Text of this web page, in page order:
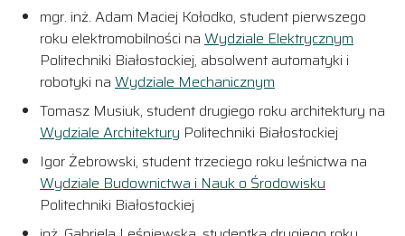
mgr. inż. Adam Maciej Kołodko, student pierwszego
roku elektromobilności na Wydziale Elektrycznym
Politechniki Białostockiej, absolwent automatyki i
robotyki na Wydziale Mechanicznym
Tomasz Musiuk, student drugiego roku architektury na
Wydziale Architektury Politechniki Białostockiej
Igor Żebrowski, student trzeciego roku leśnictwa na
Wydziale Budownictwa i Nauk o Środowisku
Politechniki Białostockiej